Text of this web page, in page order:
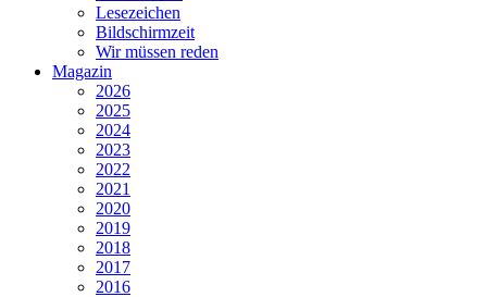
Lesezeichen
Bildschirmzeit
Wir müssen reden
Magazin
2026
2025
2024
2023
2022
2021
2020
2019
2018
2017
2016